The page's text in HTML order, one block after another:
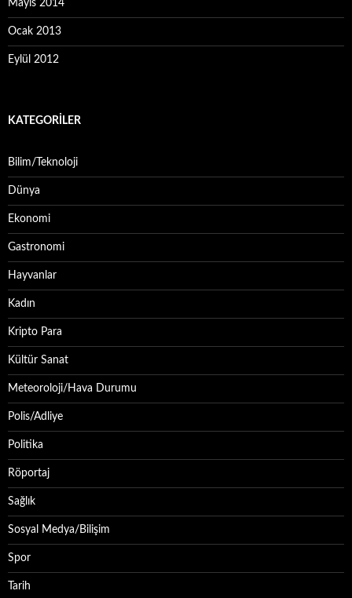
Mayıs 2014
Ocak 2013
Eylül 2012
KATEGORILER
Bilim/Teknoloji
Dünya
Ekonomi
Gastronomi
Hayvanlar
Kadın
Kripto Para
Kültür Sanat
Meteoroloji/Hava Durumu
Polis/Adliye
Politika
Röportaj
Sağlık
Sosyal Medya/Bilişim
Spor
Tarih